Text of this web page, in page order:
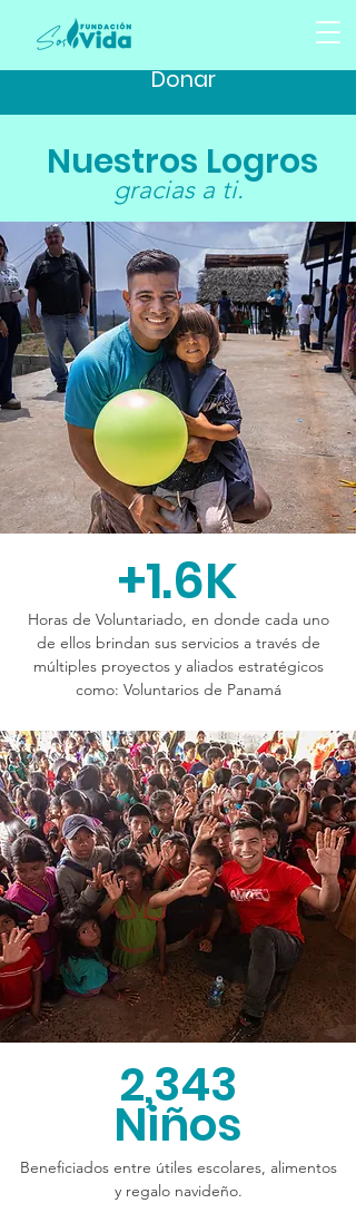
Donar
Nuestros Logros
gracias a ti.
+1.6K
Horas de Voluntariado, en donde cada uno
de ellos brindan sus servicios a través de
múltiples proyectos y aliados estratégicos
como: Voluntarios de Panamá
2,343
Niños
Beneficiados entre útiles escolares, alimentos
y regalo navideño.